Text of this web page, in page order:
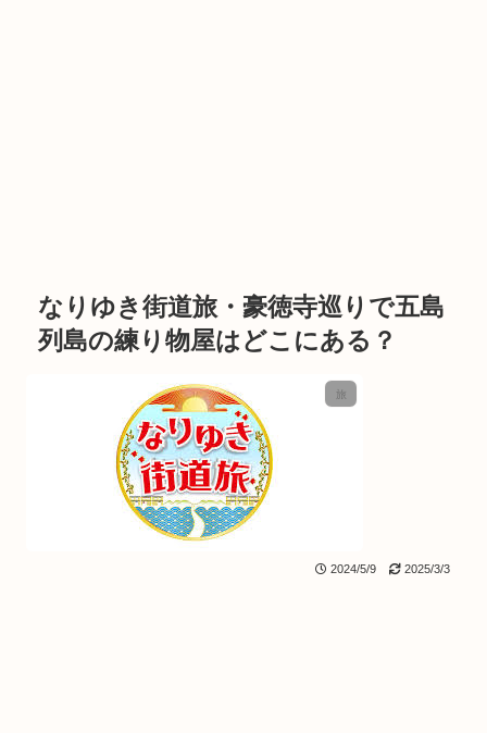
なりゆき街道旅・豪徳寺巡りで五島
列島の練り物屋はどこにある？
旅
2024/5/9 2025/3/3